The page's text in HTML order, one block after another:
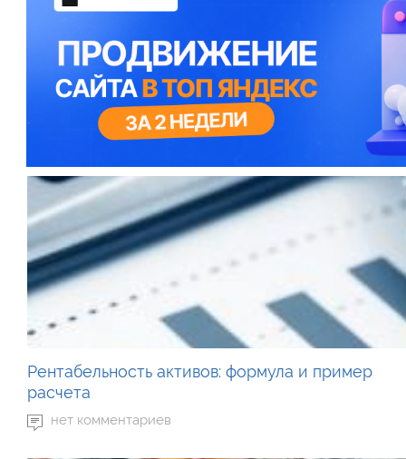
Рентабельность активов: формула и пример
расчета
нет комментариев